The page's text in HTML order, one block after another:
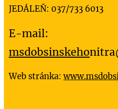
JEDÁLEŇ: 037/733 6013
E-mail:
msdobsinskeho
Web stránka: